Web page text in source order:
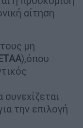
αίτηση
μη
),όπου
την επιλογή